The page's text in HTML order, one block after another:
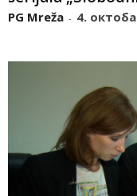
PG Mreža - 4.